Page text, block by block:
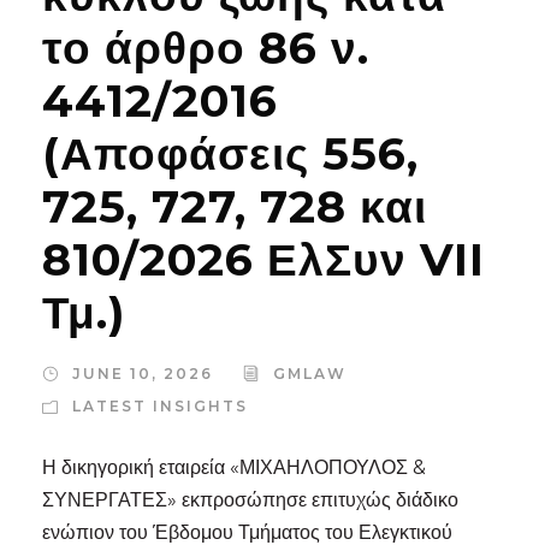
το άρθρο 86 ν.
4412/2016
(Αποφάσεις 556,
725, 727, 728 και
810/2026 ΕλΣυν VII
Τμ.)
JUNE 10, 2026
GMLAW
LATEST INSIGHTS
Η δικηγορική εταιρεία «ΜΙΧΑΗΛΟΠΟΥΛΟΣ &
ΣΥΝΕΡΓΑΤΕΣ» εκπροσώπησε επιτυχώς διάδικο
ενώπιον του Έβδομου Τμήματος του Ελεγκτικού